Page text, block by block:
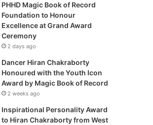
PHHD Magic Book of Record
Foundation to Honour
Excellence at Grand Award
Ceremony
2 days ago
Dancer Hiran Chakraborty
Honoured with the Youth Icon
Award by Magic Book of Record
2 weeks ago
Inspirational Personality Award
to Hiran Chakraborty from West